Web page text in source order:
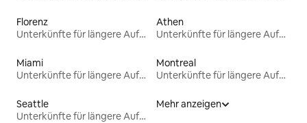
Florenz
Unterkünfte für längere Aufenthalte
Athen
Unterkünfte für längere Aufenthalte
Miami
Unterkünfte für längere Aufenthalte
Montreal
Unterkünfte für längere Aufenthalte
Seattle
Unterkünfte für längere Aufenthalte
Mehr anzeigen